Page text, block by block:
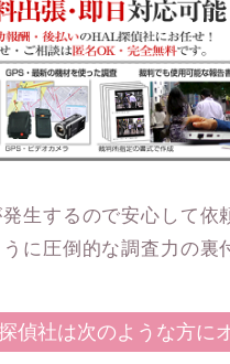
生するので安心して依
に圧倒的な調査力の裏
偵社は次のような方に